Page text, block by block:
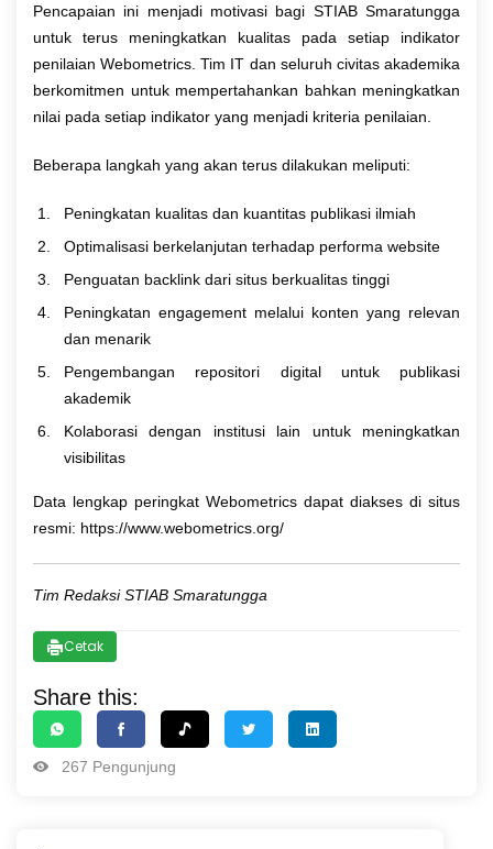
Pencapaian ini menjadi motivasi bagi STIAB Smaratungga
untuk terus meningkatkan kualitas pada setiap indikator
penilaian Webometrics. Tim IT dan seluruh civitas akademika
berkomitmen untuk mempertahankan bahkan meningkatkan
nilai pada setiap indikator yang menjadi kriteria penilaian.
Beberapa langkah yang akan terus dilakukan meliputi:
Peningkatan kualitas dan kuantitas publikasi ilmiah
Optimalisasi berkelanjutan terhadap performa website
Penguatan backlink dari situs berkualitas tinggi
Peningkatan engagement melalui konten yang relevan
dan menarik
Pengembangan repositori digital untuk publikasi
akademik
Kolaborasi dengan institusi lain untuk meningkatkan
visibilitas
Data lengkap peringkat Webometrics dapat diakses di situs
resmi: https://www.webometrics.org/
Tim Redaksi STIAB Smaratungga
Cetak
Share this:
267 Pengunjung